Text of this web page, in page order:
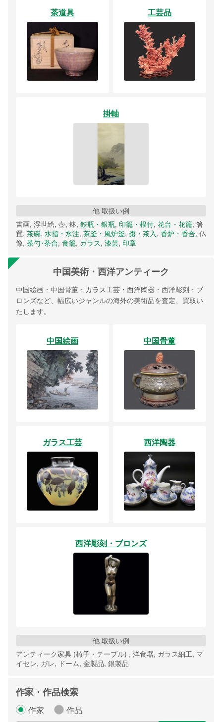
茶道具 工芸品
掛軸
他 取扱い例
書画, 浮世絵, 壺, 鉢, 鉄瓶・銀瓶, 印籠・根付, 花台・花籠, 箸
置, 茶碗, 水指・水注, 茶釜・風炉釜, 棗・茶入, 香炉・香合, 仏
像, 茶勺･茶合, 食籠, ガラス, 漆芸, 印章
中国美術・西洋アンティーク
中国絵画・中国骨董・ガラス工芸・西洋陶器・西洋彫刻・ブ
ロンズなど、幅広いジャンルの海外の美術品を査定、買取い
たします。
中国絵画 中国骨董
ガラス工芸 西洋陶器
西洋彫刻・ブロンズ
他 取扱い例
アンティーク家具 (椅子・テーブル) , 洋食器, ガラス細工, マ
イセン, ガレ, ドーム, 金製品, 銀製品
作家・作品検索
作家 作品